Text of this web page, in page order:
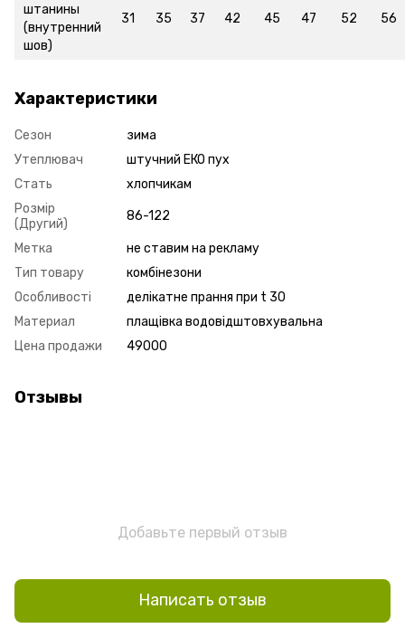
штанины
(внутренний
шов)
31 35 37 42 45 47 52 56
Характеристики
Сезон
зима
Утеплювач
штучний ЕКО пух
Стать
хлопчикам
Розмір
(Другий)
86-122
Метка
не ставим на рекламу
Тип товару
комбінезони
Особливості
делікатне прання при t 30
Материал
плащівка водовідштовхувальна
Цена продажи
49000
Отзывы
Добавьте первый отзыв
Написать отзыв